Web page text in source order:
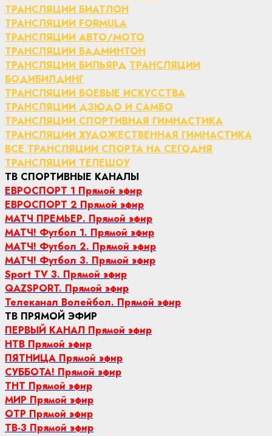
ТРАНСЛЯЦИИ БИАТЛОН
ТРАНСЛЯЦИИ FORMULA
ТРАНСЛЯЦИИ АВТО/МОТО
ТРАНСЛЯЦИИ БАДМИНТОН
ТРАНСЛЯЦИИ БИЛЬЯРД ТРАНСЛЯЦИИ
БОДИБИЛДИНГ
ТРАНСЛЯЦИИ БОЕВЫЕ ИСКУССТВА
ТРАНСЛЯЦИИ ДЗЮДО И САМБО
ТРАНСЛЯЦИИ СПОРТИВНАЯ ГИМНАСТИКА
ТРАНСЛЯЦИИ ХУДОЖЕСТВЕННАЯ ГИМНАСТИКА
ВСЕ ТРАНСЛЯЦИИ СПОРТА НА СЕГОДНЯ
ТРАНСЛЯЦИИ ТЕЛЕШОУ
ТВ СПОРТИВНЫЕ КАНАЛЫ
ЕВРОСПОРТ 1 Прямой эфир
ЕВРОСПОРТ 2 Прямой эфир
МАТЧ ПРЕМЬЕР. Прямой эфир
МАТЧ! Футбол 1. Прямой эфир
МАТЧ! Футбол 2. Прямой эфир
МАТЧ! Футбол 3. Прямой эфир
Sport TV 3. Прямой эфир
QAZSPORT. Прямой эфир
Телеканал Волейбол. Прямой эфир
ТВ ПРЯМОЙ ЭФИР
ПЕРВЫЙ КАНАЛ Прямой эфир
НТВ Прямой эфир
ПЯТНИЦА Прямой эфир
СУББОТА! Прямой эфир
ТНТ Прямой эфир
МИР Прямой эфир
ОТР Прямой эфир
ТВ-3 Прямой эфир